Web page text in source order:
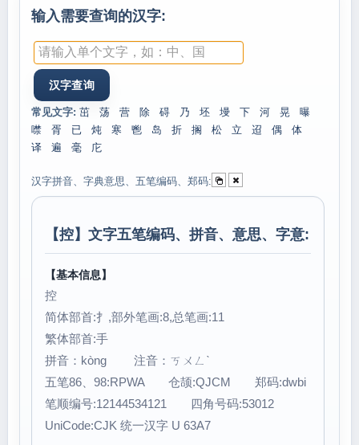
输入需要查询的汉字:
常见文字: 茁 荡 营 除 碍 乃 坯 墁 下 河 晃
曝
噤
胥 已 炖 寒 鬯 岛 折 搁 松 立 迢 偶
体
译
遍 毫 庀
汉字拼音、字典意思、五笔编码、郑码:
【控】文字五笔编码、拼音、意思、字意:
【基本信息】
控
简体部首:扌,部外笔画:8,总笔画:11
繁体部首:手
拼音：kòng 注音：ㄎㄨㄥˋ
五笔86、98:RPWA 仓颉:QJCM 郑码:dwbi
笔顺编号:12144534121 四角号码:53012
UniCode:CJK 统一汉字 U 63A7